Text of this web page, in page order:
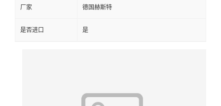
厂家 德国赫斯特
是否进口 是